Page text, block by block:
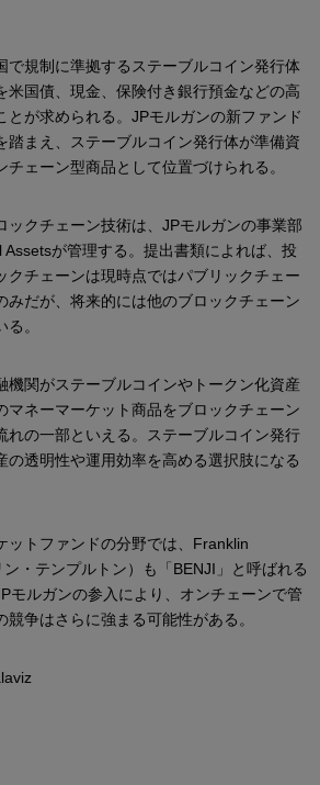
で規制に準拠するステーブルコイン発行体
米国債、現金、保険付き銀行預金などの高
とが求められる。JPモルガンの新ファンド
踏まえ、ステーブルコイン発行体が準備資
ェーン型商品として位置づけられる。
ックチェーン技術は、JPモルガンの事業部
Assetsが管理する。提出書類によれば、投
クチェーンは現時点ではパブリックチェー
みだが、将来的には他のブロックチェーン
。
機関がステーブルコインやトークン化資産
マネーマーケット商品をブロックチェーン
れの一部といえる。ステーブルコイン発行
の透明性や運用効率を高める選択肢になる
ットファンドの分野では、Franklin
・テンプルトン）も「BENJI」と呼ばれる
モルガンの参入により、オンチェーンで管
争はさらに強まる可能性がある。